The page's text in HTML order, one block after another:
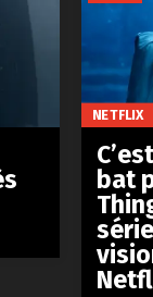
NETFLIX
bat